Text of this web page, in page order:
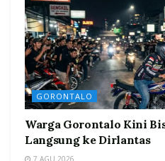
GORONTALO
Warga Gorontalo Kini
Langsung ke Dirlantas
7 AGU 2026